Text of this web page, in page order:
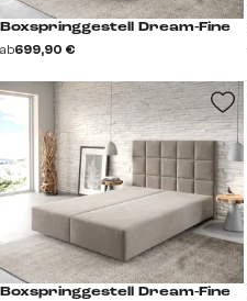
Boxspringgestell Dream-Fine
ab699,90 €
Boxspringgestell Dream-Fine